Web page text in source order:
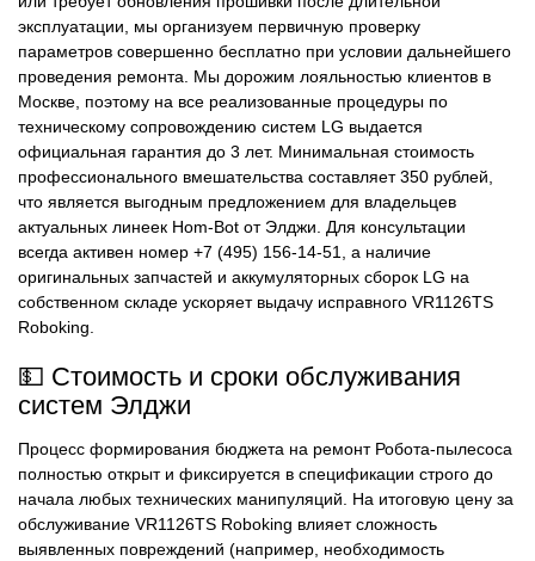
эксплуатации, мы организуем первичную проверку
параметров совершенно бесплатно при условии дальнейшего
проведения ремонта. Мы дорожим лояльностью клиентов в
Москве, поэтому на все реализованные процедуры по
техническому сопровождению систем LG выдается
официальная гарантия до 3 лет. Минимальная стоимость
профессионального вмешательства составляет 350 рублей,
что является выгодным предложением для владельцев
актуальных линеек Hom-Bot от Элджи. Для консультации
всегда активен номер +7 (495) 156-14-51, а наличие
оригинальных запчастей и аккумуляторных сборок LG на
собственном складе ускоряет выдачу исправного VR1126TS
Roboking.
💵 Стоимость и сроки обслуживания
систем Элджи
Процесс формирования бюджета на ремонт Робота-пылесоса
полностью открыт и фиксируется в спецификации строго до
начала любых технических манипуляций. На итоговую цену за
обслуживание VR1126TS Roboking влияет сложность
выявленных повреждений (например, необходимость